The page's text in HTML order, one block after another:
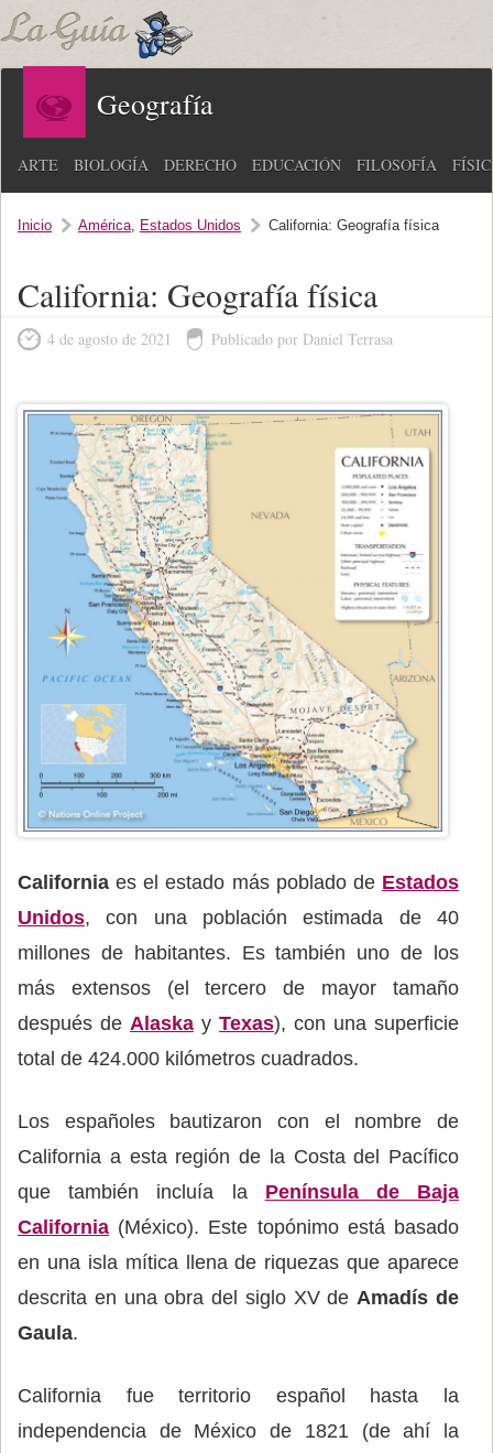
Geografía
ARTE BIOLOGÍA DERECHO EDUCACIÓN FILOSOFÍA
Inicio América, Estados Unidos California: Geografía física
California: Geografía física
4 de agosto de 2021 Publicado por Daniel Terrasa
California es el estado más poblado de Estados
Unidos, con una población estimada de 40
millones de habitantes. Es también uno de los
más extensos (el tercero de mayor tamaño
después de Alaska y Texas), con una superficie
total de 424.000 kilómetros cuadrados.
Los españoles bautizaron con el nombre de
California a esta región de la Costa del Pacífico
que también incluía la Península de Baja
California (México). Este topónimo está basado
en una isla mítica llena de riquezas que aparece
descrita en una obra del siglo XV de Amadís de
Gaula.
California fue territorio español hasta la
independencia de México de 1821 (de ahí la